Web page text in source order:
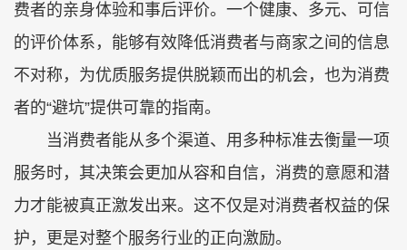
费者的亲身体验和事后评价。一个健康、多元、可信
的评价体系，能够有效降低消费者与商家之间的信息
不对称，为优质服务提供脱颖而出的机会，也为消费
者的“避坑”提供可靠的指南。
当消费者能从多个渠道、用多种标准去衡量一项
服务时，其决策会更加从容和自信，消费的意愿和潜
力才能被真正激发出来。这不仅是对消费者权益的保
护，更是对整个服务行业的正向激励。